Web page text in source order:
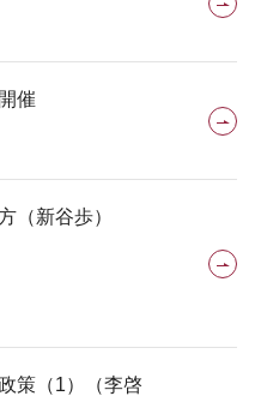
催
（新谷歩）
策（1）（李啓